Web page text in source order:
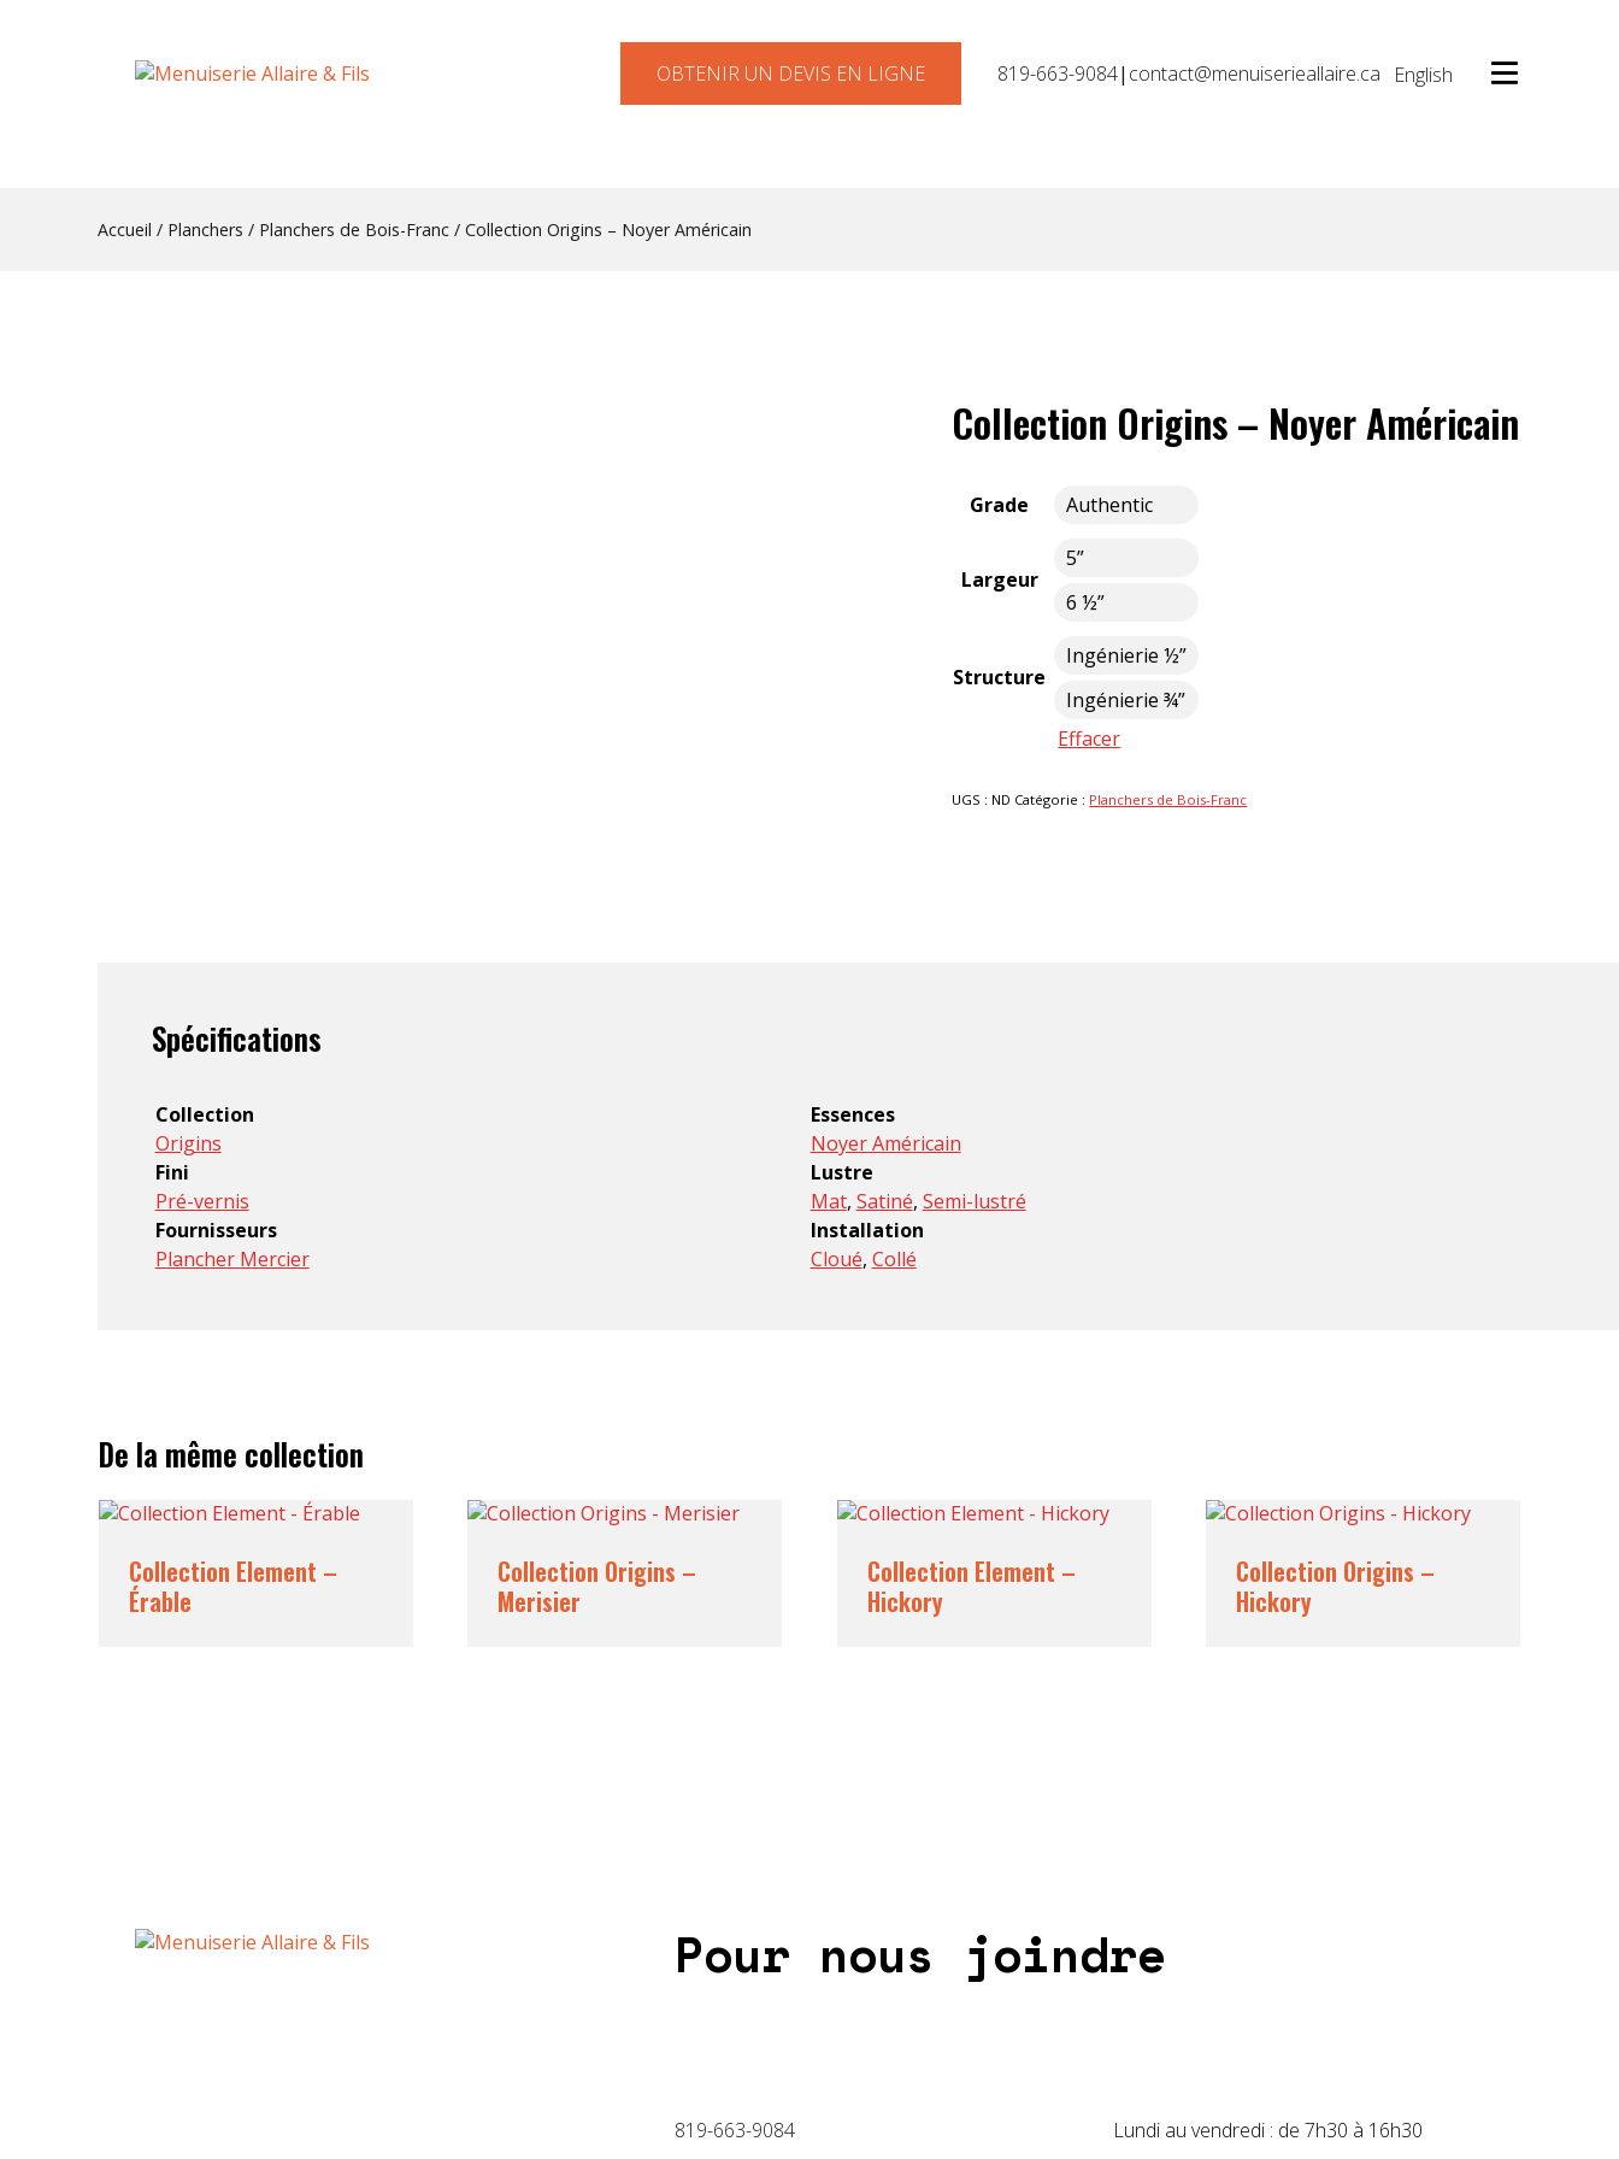
OBTENIR UN DEVIS EN LIGNE 819-663-9084| contact@menuiserieallaire.ca English
Accueil / Planchers / Planchers de Bois-Franc/ Collection Origins – Noyer Américain
Collection Origins – Noyer Américain
Grade Authentic
Largeur
5”
6 ½”
Structure
Ingénierie ½”
Ingénierie ¾”
Effacer
UGS : ND Catégorie : Planchers de Bois-Franc
Spécifications
Collection
Origins
Essences
Noyer Américain
Fini
Pré-vernis
Lustre
Mat, Satiné, Semi-lustré
Fournisseurs
Plancher Mercier
Installation
Cloué, Collé
De la même collection
Collection Element –
Érable
Collection Origins –
Merisier
Collection Element –
Hickory
Collection Origins –
Hickory
Pour nous joindre
819-663-9084
Lundi au vendredi : de 7h30 à 16h30